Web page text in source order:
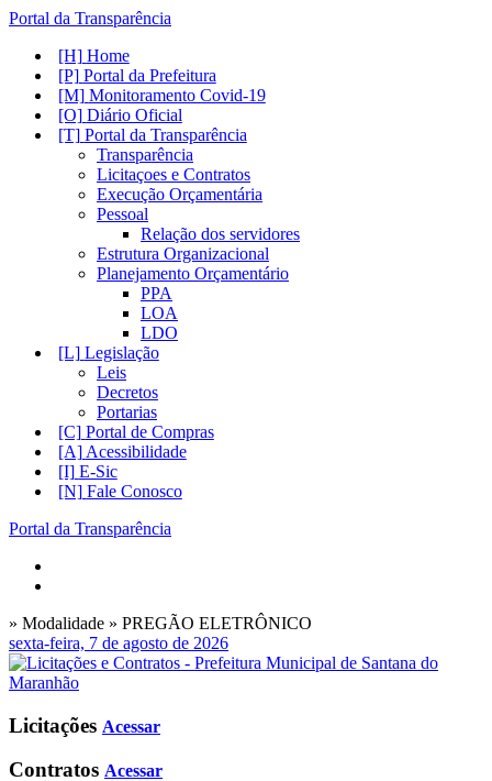
Portal da Transparência
Home
Portal da Prefeitura
Monitoramento Covid-19
Diário Oficial
Portal da Transparência
Transparência
Licitaçoes e Contratos
Execução Orçamentária
Pessoal
Relação dos servidores
Estrutura Organizacional
Planejamento Orçamentário
PPA
LOA
LDO
Legislação
Leis
Decretos
Portarias
Portal de Compras
Acessibilidade
E-Sic
Fale Conosco
Portal da Transparência
» Modalidade » PREGÃO ELETRÔNICO
sexta-feira, 7 de agosto de 2026
Licitações Acessar
Contratos Acessar